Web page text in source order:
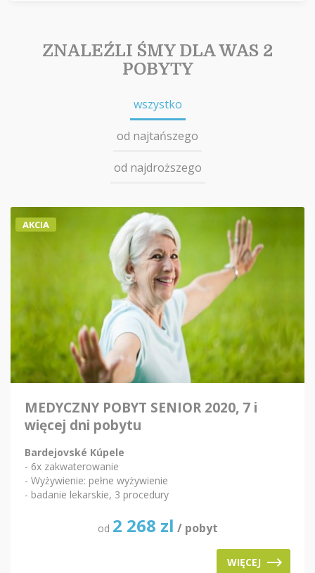
ZNALEŹLI ŚMY DLA WAS 2
POBYTY
wszystko
od najtańszego
od najdroższego
AKCIA
MEDYCZNY POBYT SENIOR 2020, 7 i
więcej dni pobytu
Bardejovské Kúpele
- 6x zakwaterowanie
- Wyżywienie: pełne wyżywienie
- badanie lekarskie, 3 procedury
od 2 268 zl / pobyt
WIĘCEJ